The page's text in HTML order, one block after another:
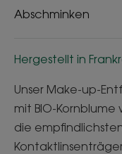
Abschminken
Hergestellt in
Unser Make-up-
mit BIO-
die